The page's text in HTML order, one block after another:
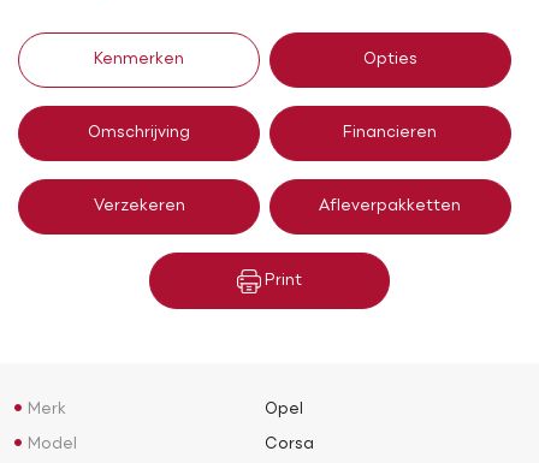
Kenmerken Opties
Omschrijving Financieren
Verzekeren Afleverpakketten
Print
Merk Opel
Model Corsa